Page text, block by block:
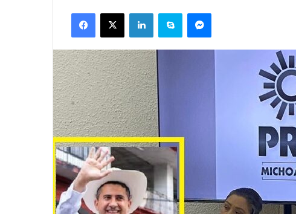
Facebook
X LinkedInSkype Messenger